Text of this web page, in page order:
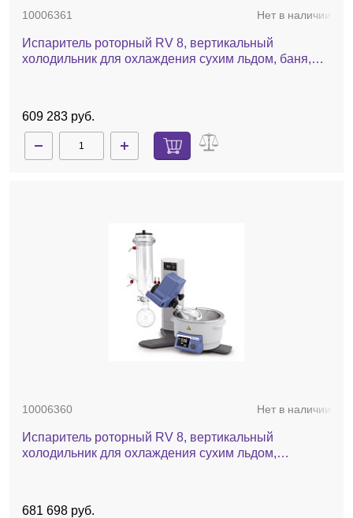
10006361 Нет в наличии
Испаритель роторный RV 8, вертикальный
холодильник для охлаждения сухим льдом, баня,
609 283 руб.
10006360 Нет в наличии
Испаритель роторный RV 8, вертикальный
холодильник для охлаждения сухим льдом,
681 698 руб.